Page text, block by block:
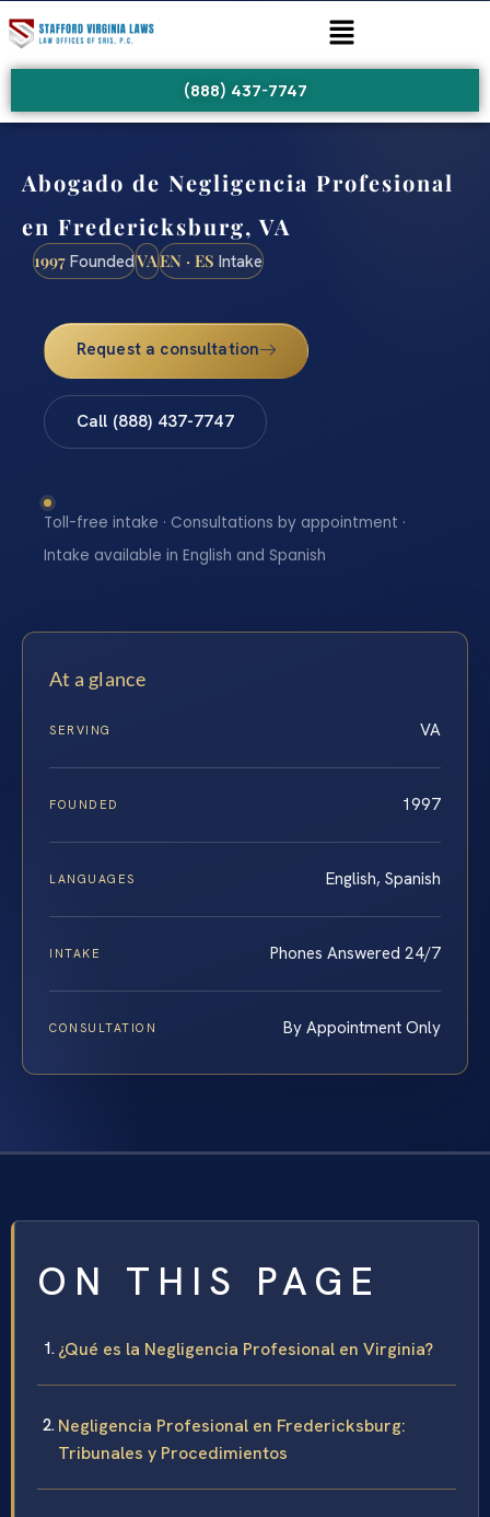
(888) 437-7747
Abogado de Negligencia Profesional
en Fredericksburg, VA
1997 FoundedVAEN · ES Intake
Request a consultation
Call (888) 437-7747
Toll-free intake · Consultations by appointment ·
Intake available in English and Spanish
At a glance
SERVING VA
FOUNDED 1997
LANGUAGES English, Spanish
INTAKE Phones Answered 24/7
CONSULTATION By Appointment Only
ON THIS PAGE
¿Qué es la Negligencia Profesional en Virginia?
Negligencia Profesional en Fredericksburg:
Tribunales y Procedimientos